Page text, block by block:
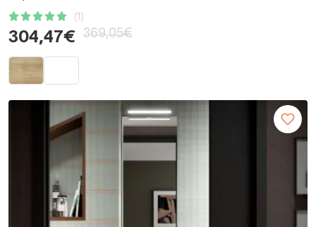
(1)
304,47€ 369,05€